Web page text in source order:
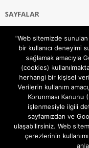
SAYFALAR
Gizlilik ve Çerezler
Hakkımızda
İletişim Kanalları
MODEM KURULUM
TEKNİK DESTEK
TELEVİZYON SİSTEMLERİ
"Web sitemizde
bir kullanıcı deneyimi
sağlamak amacıyla
(cookies)
herhangi bir kişisel
Verilerin kullanım
Korunması Kanunu
işlenmesiyle ilgili
sayfamızdan ve
ulaşabilirsiniz. Web
çerezlerinin